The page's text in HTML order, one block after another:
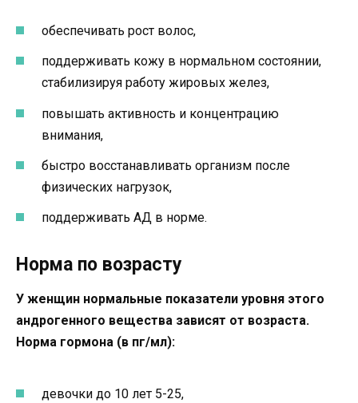
обеспечивать рост волос,
поддерживать кожу в нормальном состоянии,
стабилизируя работу жировых желез,
повышать активность и концентрацию
внимания,
быстро восстанавливать организм после
физических нагрузок,
поддерживать АД в норме.
Норма по возрасту
У женщин нормальные показатели уровня этого
андрогенного вещества зависят от возраста.
Норма гормона (в пг/мл):
девочки до 10 лет 5-25,